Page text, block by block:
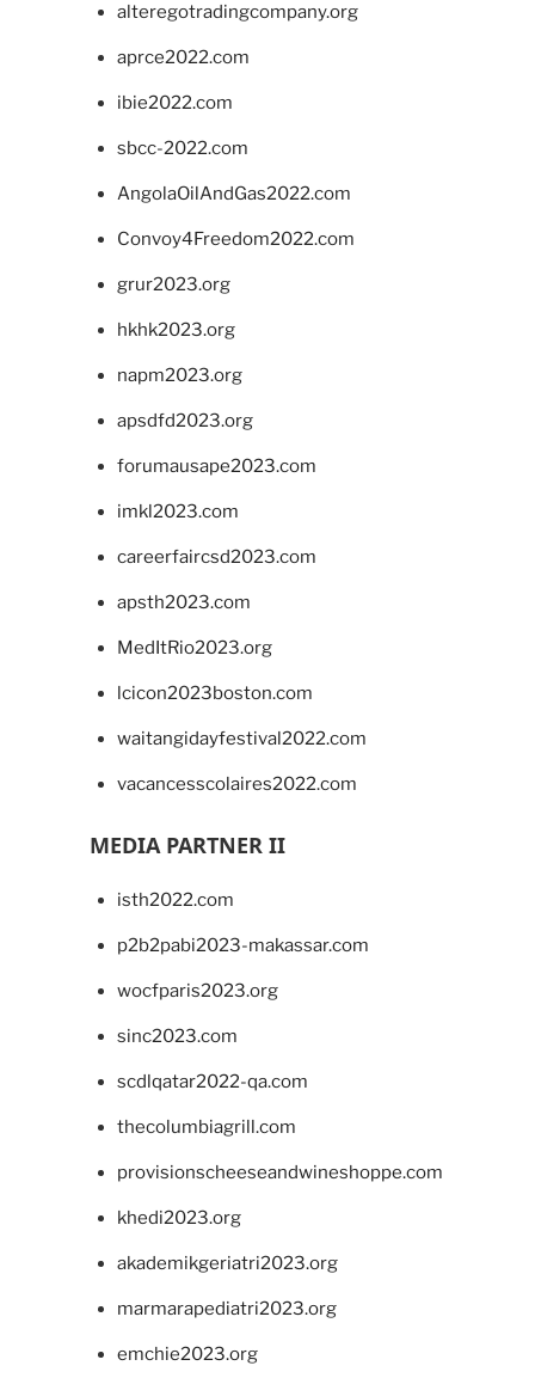
alteregotradingcompany.org
aprce2022.com
ibie2022.com
sbcc-2022.com
AngolaOilAndGas2022.com
Convoy4Freedom2022.com
grur2023.org
hkhk2023.org
napm2023.org
apsdfd2023.org
forumausape2023.com
imkl2023.com
careerfaircsd2023.com
apsth2023.com
MedItRio2023.org
lcicon2023boston.com
waitangidayfestival2022.com
vacancesscolaires2022.com
MEDIA PARTNER II
isth2022.com
p2b2pabi2023-makassar.com
wocfparis2023.org
sinc2023.com
scdlqatar2022-qa.com
thecolumbiagrill.com
provisionscheeseandwineshoppe.com
khedi2023.org
akademikgeriatri2023.org
marmarapediatri2023.org
emchie2023.org